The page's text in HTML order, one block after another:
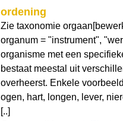
ordening
Zie taxonomie
organum = "instrument",
organisme met een
bestaat meestal uit
overheerst. Enkele
ogen, hart, longen, lever,
[..]